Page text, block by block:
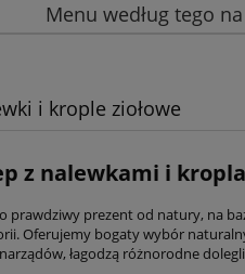
Menu według tego
i krople ziołowe
z nalewkami i
prawdziwy prezent od natury, na
Oferujemy bogaty wybór
łagodzą różnorodne